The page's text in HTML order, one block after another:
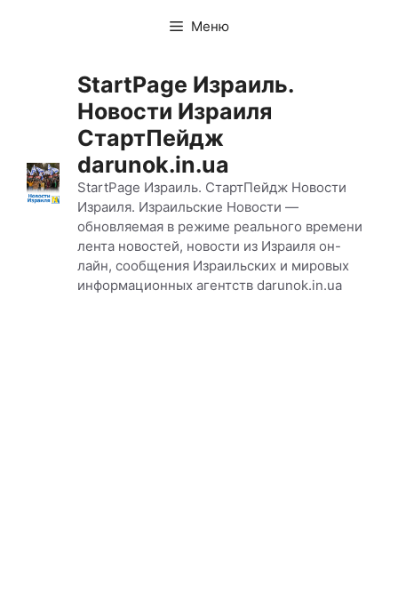
Меню
StartPage Израиль.
Новости Израиля
СтартПейдж
darunok.in.ua
StartPage Израиль. СтартПейдж Новости
Израиля. Израильские Новости —
обновляемая в режиме реального времени
лента новостей, новости из Израиля он-
лайн, сообщения Израильских и мировых
информационных агентств darunok.in.ua